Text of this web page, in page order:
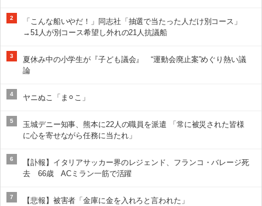
2
「こんな船いやだ！」同志社「抽選で当たった人だけ別コース」
→51人が別コース希望し外れの21人抗議船
3
夏休み中の小学生が『子ども議会』 “運動会廃止案”めぐり熱い議
論
4 ヤニぬこ「ま⚪︎こ」
5
玉城デニー知事、熊本に22人の職員を派遣 「常に被災された皆様
に心を寄せながら任務に当たれ」
6
【訃報】イタリアサッカー界のレジェンド、フランコ・バレージ死
去 66歳 ACミラン一筋で活躍
7 【悲報】被害者「金庫に金を入れろと言われた」